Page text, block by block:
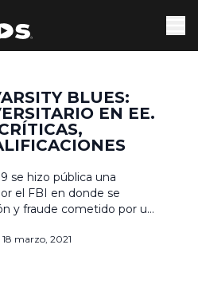
BLUES:
EN EE.
se hizo pública una
el FBI en donde se
y fraude cometido por un
de admisión de algunas
marzo, 2021